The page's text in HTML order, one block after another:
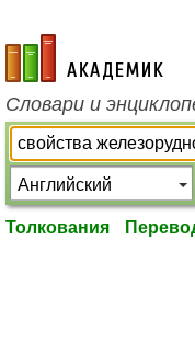
academic.ru
Словари и
Толкования